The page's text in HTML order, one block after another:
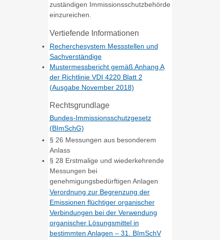
zuständigen Immissionsschutzbehörde
einzureichen.
Vertiefende Informationen
Recherchesystem Messstellen und
Sachverständige
Mustermessbericht gemäß Anhang A
der Richtlinie VDI 4220 Blatt 2
(Ausgabe November 2018)
Rechtsgrundlage
Bundes-Immissionsschutzgesetz
(BImSchG)
§ 26 Messungen aus besonderem
Anlass
§ 28 Erstmalige und wiederkehrende
Messungen bei
genehmigungsbedürftigen Anlagen
Verordnung zur Begrenzung der
Emissionen flüchtiger organischer
Verbindungen bei der Verwendung
organischer Lösungsmittel in
bestimmten Anlagen – 31. BImSchV